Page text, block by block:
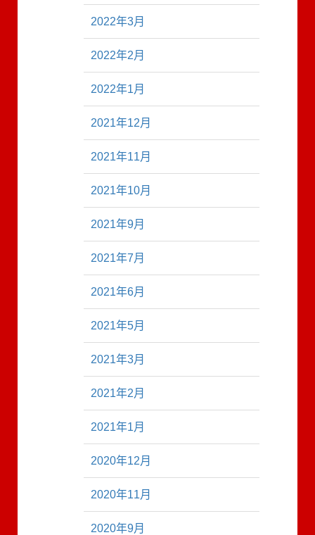
2022年3月
2022年2月
2022年1月
2021年12月
2021年11月
2021年10月
2021年9月
2021年7月
2021年6月
2021年5月
2021年3月
2021年2月
2021年1月
2020年12月
2020年11月
2020年9月